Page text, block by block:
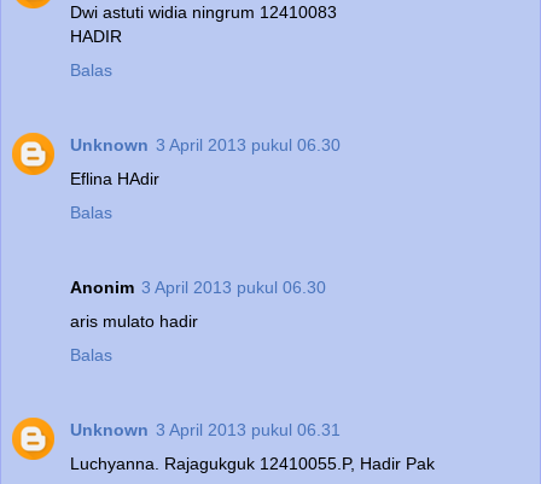
Dwi astuti widia ningrum 12410083
HADIR
Balas
Unknown 3 April 2013 pukul 06.30
Eflina HAdir
Balas
Anonim 3 April 2013 pukul 06.30
aris mulato hadir
Balas
Unknown 3 April 2013 pukul 06.31
Luchyanna. Rajagukguk 12410055.P, Hadir Pak